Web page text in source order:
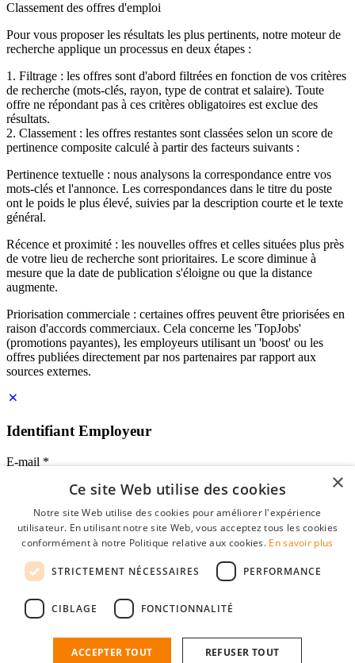
Classement des offres d'emploi
Pour vous proposer les résultats les plus pertinents, notre moteur de
recherche applique un processus en deux étapes :
1. Filtrage : les offres sont d'abord filtrées en fonction de vos critères
de recherche (mots-clés, rayon, type de contrat et salaire). Toute
offre ne répondant pas à ces critères obligatoires est exclue des
résultats.
2. Classement : les offres restantes sont classées selon un score de
pertinence composite calculé à partir des facteurs suivants :
Pertinence textuelle : nous analysons la correspondance entre vos
mots-clés et l'annonce. Les correspondances dans le titre du poste
ont le poids le plus élevé, suivies par la description courte et le texte
général.
Récence et proximité : les nouvelles offres et celles situées plus près
de votre lieu de recherche sont prioritaires. Le score diminue à
mesure que la date de publication s'éloigne ou que la distance
augmente.
Priorisation commerciale : certaines offres peuvent être priorisées en
raison d'accords commerciaux. Cela concerne les 'TopJobs'
(promotions payantes), les employeurs utilisant un 'boost' ou les
offres publiées directement par nos partenaires par rapport aux
sources externes.
Identifiant Employeur
E-mail *
Mot de passe
se souvenir de moi
mot de passe oublié?
Profil Employeur gratuit
Vous pouvez vous connecter sur StudentJob si vous avez créé un
n'est plus qu'à quelques clics.
×
Ce site Web utilise des cookies
Notre site Web utilise des cookies pour améliorer l'expérience
utilisateur. En utilisant notre site Web, vous acceptez tous les cookies
conformément à notre Politique relative aux cookies. En savoir plus
STRICTEMENT NÉCESSAIRES PERFORMANCE
CIBLAGE FONCTIONNALITÉ
ACCEPTER TOUT REFUSER TOUT